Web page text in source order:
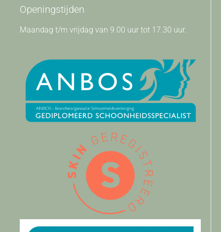
Openingstijden
Maandag t/m vrijdag van 9.00 uur tot 17.30 uur.